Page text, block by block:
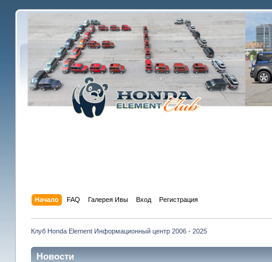
Начало FAQ Галерея Ивы Вход Регистрация
Клуб Honda Element Информационный центр 2006 - 2025
Новости